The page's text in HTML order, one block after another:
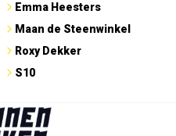
Emma Heesters
Maan de Steenwinkel
Roxy Dekker
S10